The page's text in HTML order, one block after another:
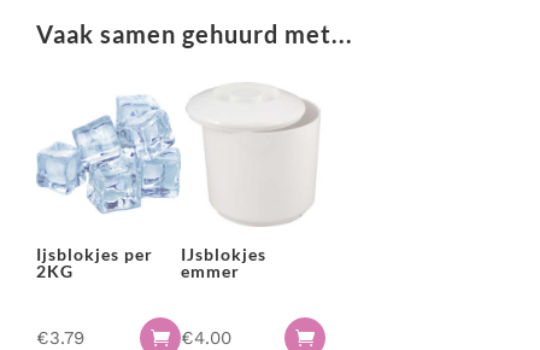
Vaak samen gehuurd met...
Ijsblokjes per
2KG
€3.79 
IJsblokjes
emmer
€4.00 